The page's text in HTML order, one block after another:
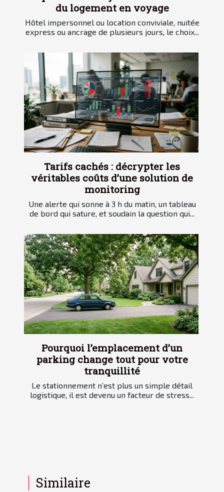
du logement en voyage
Hôtel impersonnel ou location conviviale, nuitée
express ou ancrage de plusieurs jours, le choix...
Tarifs cachés : décrypter les
véritables coûts d’une solution de
monitoring
Une alerte qui sonne à 3 h du matin, un tableau
de bord qui sature, et soudain la question qui...
Pourquoi l’emplacement d’un
parking change tout pour votre
tranquillité
Le stationnement n’est plus un simple détail
logistique, il est devenu un facteur de stress...
Similaire